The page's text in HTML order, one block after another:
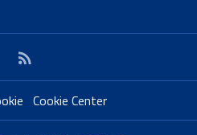
Cookie Center